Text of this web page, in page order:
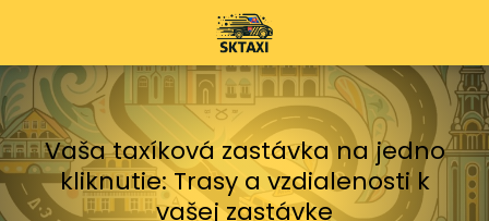
Vaša taxíková zastávka na jedno
kliknutie: Trasy a vzdialenosti k
vašej zastávke